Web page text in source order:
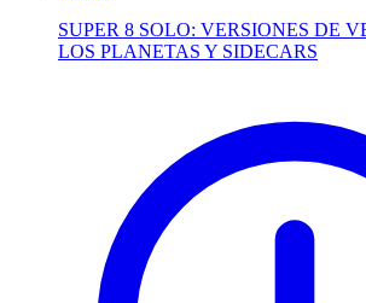
SUPER 8 SOLO: VERSIONES DE
LOS PLANETAS Y SIDECARS